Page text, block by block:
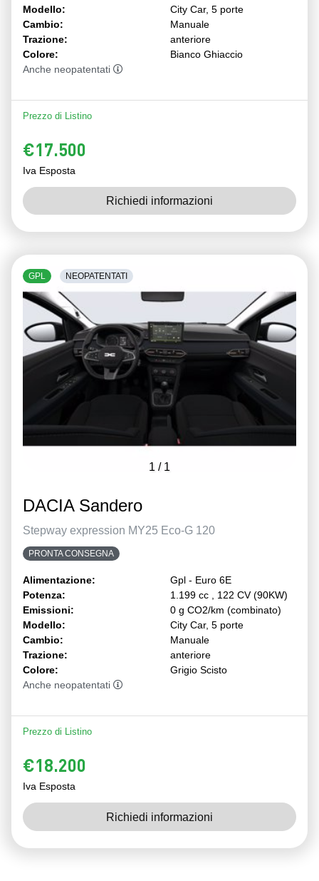
Modello:
City Car, 5 porte
Cambio:
Manuale
Trazione:
anteriore
Colore:
Bianco Ghiaccio
Anche neopatentati
Prezzo di Listino
€17.500
Iva Esposta
Richiedi informazioni
1 / 1
GPL NEOPATENTATI
DACIA Sandero
Stepway expression MY25 Eco-G 120
PRONTA CONSEGNA
Alimentazione:
Gpl - Euro 6E
Potenza:
1.199 cc , 122 CV (90KW)
Emissioni:
0 g CO2/km (combinato)
Modello:
City Car, 5 porte
Cambio:
Manuale
Trazione:
anteriore
Colore:
Grigio Scisto
Anche neopatentati
Prezzo di Listino
€18.200
Iva Esposta
Richiedi informazioni